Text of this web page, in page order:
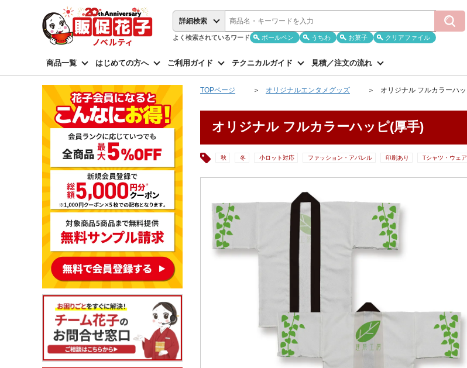
詳細検索
よく検索されているワード ボールペン うちわ お菓子 クリアファイル
商品一覧 はじめての方へ ご利用ガイド テクニカルガイド 見積／注文の流れ
TOPページ オリジナルエンタメグッズ オリジナル フルカラーハ
オリジナル フルカラーハッピ(厚手)
秋 冬 小ロット対応 ファッション・アパレル 印刷あり Tシャツ・ウェア